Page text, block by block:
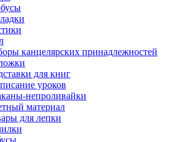
канцелярских принадлежностей
для книг
уроков
непроливайки
материал
для лепки